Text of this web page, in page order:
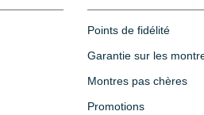
Points de fidélité
Garantie sur les
Montres pas chères
Promotions